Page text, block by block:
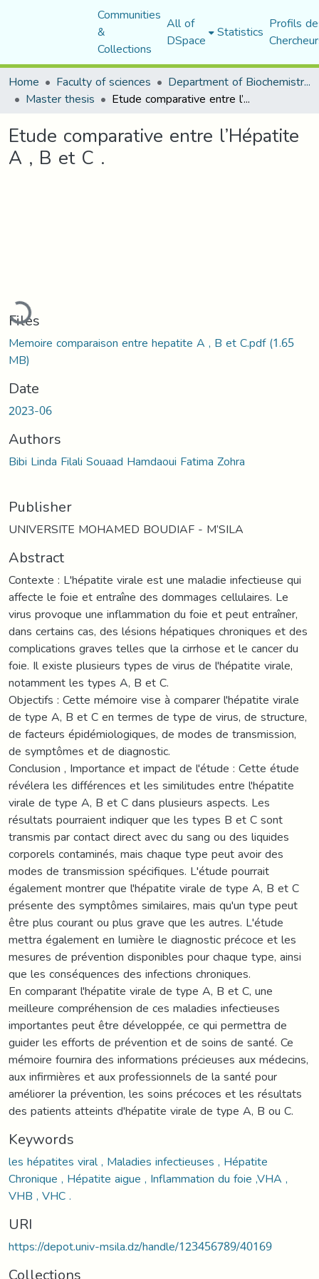
Communities
&
Collections
All of
DSpace Statistics Profils
Home
Faculty of sciences Department of Biochemistry and Microbiology
Master thesis Etude comparative entre l’Hépatite A , B et C .
Etude comparative entre l’Hépatite
A , B et C .
Loading...
Files
Memoire comparaison entre hepatite A , B et C.pdf(1.65
MB)
Date
2023-06
Authors
Bibi Linda Filali Souaad Hamdaoui Fatima Zohra
Publisher
UNIVERSITE MOHAMED BOUDIAF - M’SILA
Abstract
Contexte : L'hépatite virale est une maladie infectieuse qui
affecte le foie et entraîne des dommages cellulaires. Le
virus provoque une inflammation du foie et peut entraîner,
dans certains cas, des lésions hépatiques chroniques et des
complications graves telles que la cirrhose et le cancer du
foie. Il existe plusieurs types de virus de l'hépatite virale,
notamment les types A, B et C.
Objectifs : Cette mémoire vise à comparer l'hépatite virale
de type A, B et C en termes de type de virus, de structure,
de facteurs épidémiologiques, de modes de transmission,
de symptômes et de diagnostic.
Conclusion , Importance et impact de l'étude : Cette étude
révélera les différences et les similitudes entre l'hépatite
virale de type A, B et C dans plusieurs aspects. Les
résultats pourraient indiquer que les types B et C sont
transmis par contact direct avec du sang ou des liquides
corporels contaminés, mais chaque type peut avoir des
modes de transmission spécifiques. L'étude pourrait
également montrer que l'hépatite virale de type A, B et C
présente des symptômes similaires, mais qu'un type peut
être plus courant ou plus grave que les autres. L'étude
mettra également en lumière le diagnostic précoce et les
mesures de prévention disponibles pour chaque type, ainsi
que les conséquences des infections chroniques.
En comparant l'hépatite virale de type A, B et C, une
meilleure compréhension de ces maladies infectieuses
importantes peut être développée, ce qui permettra de
guider les efforts de prévention et de soins de santé. Ce
mémoire fournira des informations précieuses aux médecins,
aux infirmières et aux professionnels de la santé pour
améliorer la prévention, les soins précoces et les résultats
des patients atteints d'hépatite virale de type A, B ou C.
Keywords
les hépatites viral , Maladies infectieuses , Hépatite
Chronique , Hépatite aigue , Inflammation du foie ,VHA ,
VHB , VHC .
URI
https://depot.univ-msila.dz/handle/123456789/40169